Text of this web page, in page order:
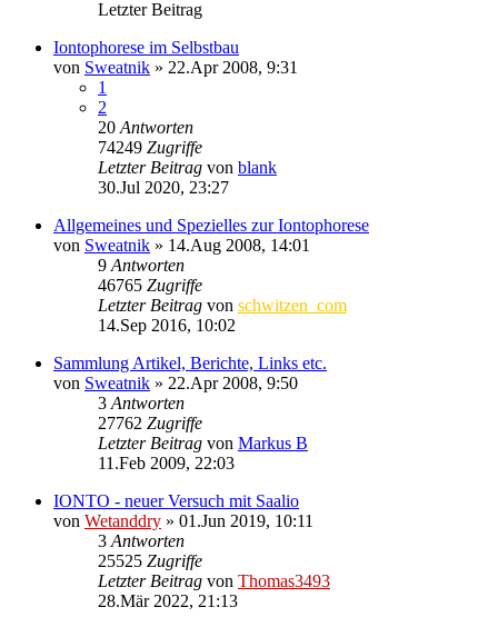
Letzter Beitrag
Iontophorese im Selbstbau
von Sweatnik » 22.Apr 2008, 9:31
1
2
20 Antworten
74249 Zugriffe
Letzter Beitrag von blank
30.Jul 2020, 23:27
Allgemeines und Spezielles zur Iontophorese
von Sweatnik » 14.Aug 2008, 14:01
9 Antworten
46765 Zugriffe
Letzter Beitrag von schwitzen_com
14.Sep 2016, 10:02
Sammlung Artikel, Berichte, Links etc.
von Sweatnik » 22.Apr 2008, 9:50
3 Antworten
27762 Zugriffe
Letzter Beitrag von Markus B
11.Feb 2009, 22:03
IONTO - neuer Versuch mit Saalio
von Wetanddry » 01.Jun 2019, 10:11
3 Antworten
25525 Zugriffe
Letzter Beitrag von Thomas3493
28.Mär 2022, 21:13